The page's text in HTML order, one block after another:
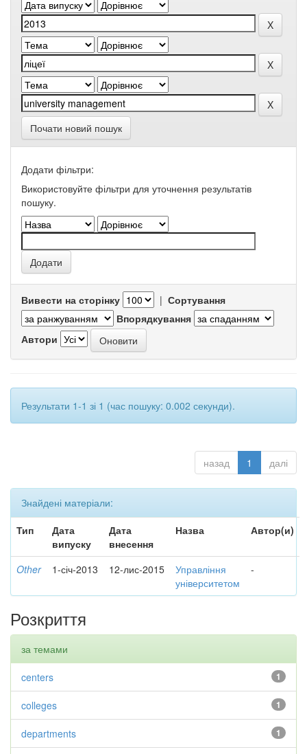
Почати новий пошук
Додати фільтри:
Використовуйте фільтри для уточнення результатів
пошуку.
Вивести на сторінку | Сортування
Впорядкування
Автори
Результати 1-1 зі 1 (час пошуку: 0.002 секунди).
назад 1 далі
Знайдені матеріали:
Тип
Дата
випуску
Дата
внесення
Назва Автор(и)
Other 1-січ-2013 12-лис-2015
Управління
університетом
-
Розкриття
за темами
1
centers
1
colleges
1
departments